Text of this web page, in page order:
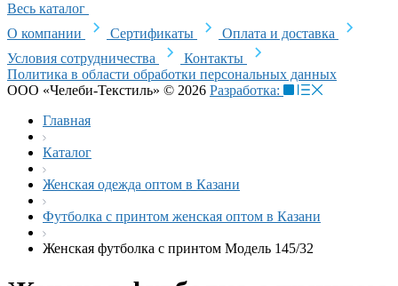
Весь каталог
О компании
Сертификаты
Оплата и доставка
Условия сотрудничества
Контакты
Политика в области обработки персональных данных
ООО «Челеби-Текстиль» © 2026 Разработка:
Главная
Каталог
Женская одежда оптом в Казани
Футболка с принтом женская оптом в Казани
Женская футболка с принтом Модель 145/32